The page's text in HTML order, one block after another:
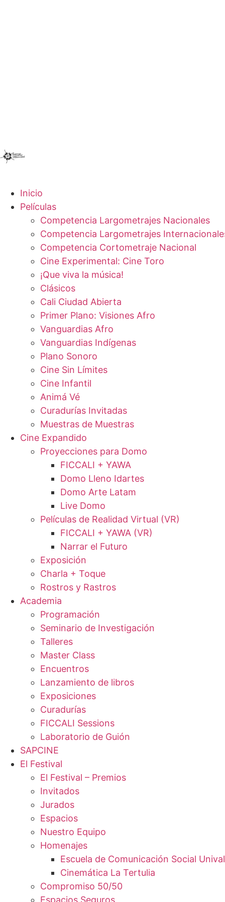
Inicio
Películas
Competencia Largometrajes Nacionales
Competencia Largometrajes
Competencia Cortometraje Nacional
Cine Experimental: Cine Toro
¡Que viva la música!
Clásicos
Cali Ciudad Abierta
Primer Plano: Visiones Afro
Vanguardias Afro
Vanguardias Indígenas
Plano Sonoro
Cine Sin Límites
Cine Infantil
Animá Vé
Curadurías Invitadas
Muestras de Muestras
Cine Expandido
Proyecciones para Domo
FICCALI + YAWA
Domo Lleno Idartes
Domo Arte Latam
Live Domo
Películas de Realidad Virtual (VR)
FICCALI + YAWA (VR)
Narrar el Futuro
Exposición
Charla + Toque
Rostros y Rastros
Academia
Programación
Seminario de Investigación
Talleres
Master Class
Encuentros
Lanzamiento de libros
Exposiciones
Curadurías
FICCALI Sessions
Laboratorio de Guión
SAPCINE
El Festival
El Festival – Premios
Invitados
Jurados
Espacios
Nuestro Equipo
Homenajes
Escuela de Comunicación Social
Cinemática La Tertulia
Compromiso 50/50
Espacios Seguros